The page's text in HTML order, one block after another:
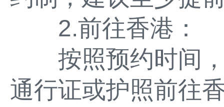
2.前往香港：
按照预约时间，
通行证或护照前往